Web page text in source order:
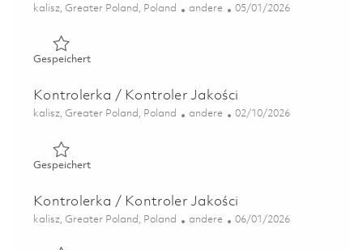
Ort
kalisz, Greater Poland, Poland Kategorie
andere Posted Date
05/01/2026
GespeichertGespeichert Specjalistka / Specjalista ds. BHP i Ochrony
Kontrolerka / Kontroler Jakości
Ort
kalisz, Greater Poland, Poland Kategorie
andere Posted Date
02/10/2026
GespeichertGespeichert Kontrolerka / Kontroler Jakości 01805087
Kontrolerka / Kontroler Jakości
Ort
kalisz, Greater Poland, Poland Kategorie
andere Posted Date
06/01/2026